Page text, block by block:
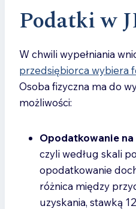
Podatki w
W chwili wypełniania
przedsiębiorca wybiera
Osoba fizyczna ma do
możliwości:
Opodatkowanie
czyli według skali
opodatkowanie
różnica między
uzyskania, stawką